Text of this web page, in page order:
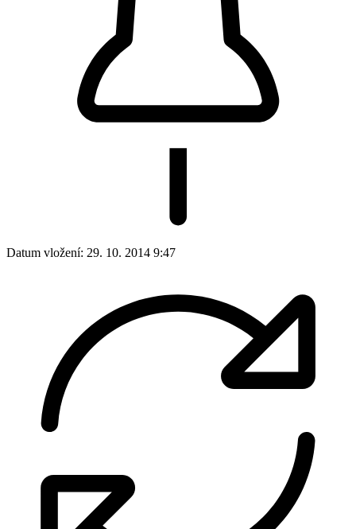
Datum vložení: 29. 10. 2014 9:47